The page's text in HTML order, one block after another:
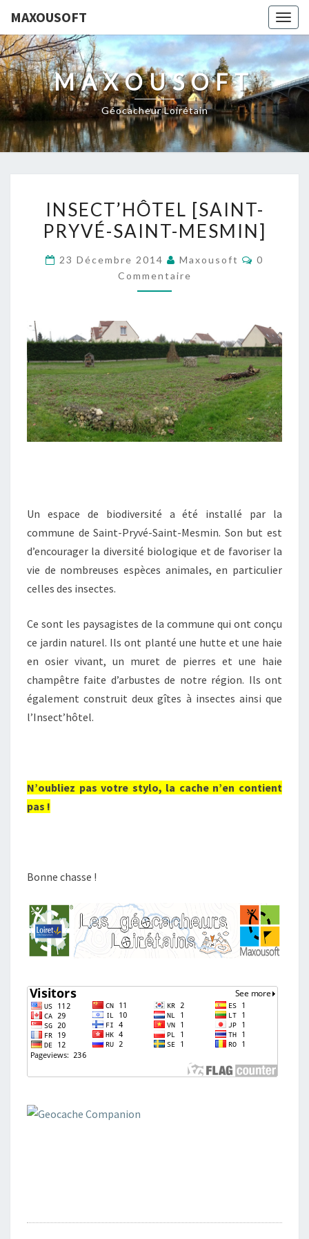
MAXOUSOFT
MAXOUSOFT
Géocacheur Loirétain
[SAINT-
PRYVÉ-
MESMIN]
INSECT’HÔTEL [SAINT-
PRYVÉ-SAINT-MESMIN]
23 Décembre 2014 Maxousoft
0
Commentaire
Un espace de biodiversité a été installé par la
commune de Saint-Pryvé-Saint-Mesmin. Son but est
d’encourager la diversité biologique et de favoriser la
vie de nombreuses espèces animales, en particulier
celles des insectes.
Ce sont les paysagistes de la commune qui ont conçu
ce jardin naturel. Ils ont planté une hutte et une haie
en osier vivant, un muret de pierres et une haie
champêtre faite d’arbustes de notre région. Ils ont
également construit deux gîtes à insectes ainsi que
l’Insect’hôtel.
N’oubliez pas votre stylo, la cache n’en contient
pas !
Bonne chasse !